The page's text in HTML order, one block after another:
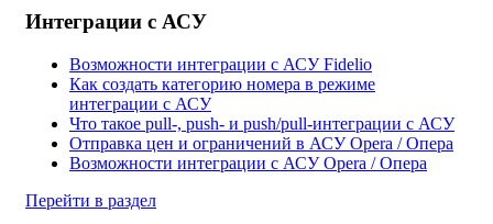
Интеграции с АСУ
Возможности интеграции с АСУ Fidelio
Как создать категорию номера в режиме
интеграции с АСУ
Что такое pull-, push- и push/pull-интеграции с АСУ
Отправка цен и ограничений в АСУ Opera / Опера
Возможности интеграции с АСУ Opera / Опера
Перейти в раздел